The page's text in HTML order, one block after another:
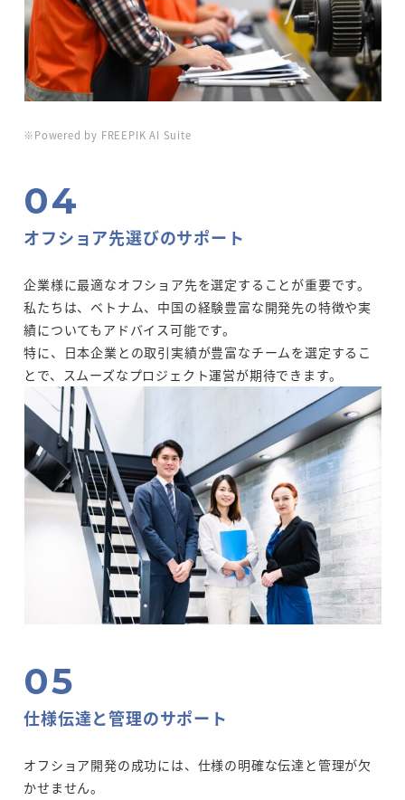
※Powered by FREEPIK AI Suite
オフショア先選びのサポート
企業様に最適なオフショア先を選定することが重要です。
私たちは、ベトナム、中国の経験豊富な開発先の特徴や実
績についてもアドバイス可能です。
特に、日本企業との取引実績が豊富なチームを選定するこ
とで、スムーズなプロジェクト運営が期待できます。
仕様伝達と管理のサポート
オフショア開発の成功には、仕様の明確な伝達と管理が欠
かせません。